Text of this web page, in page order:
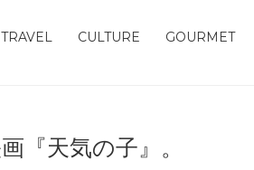
TRAVEL CULTURE GOURMET
『天気の子』。